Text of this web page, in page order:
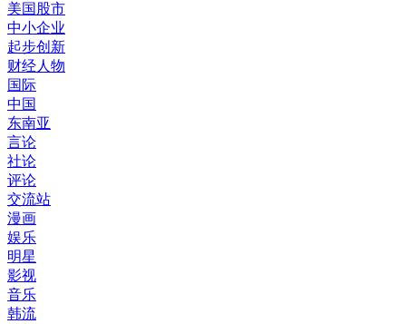
美国股市
中小企业
起步创新
财经人物
国际
中国
东南亚
言论
社论
评论
交流站
漫画
娱乐
明星
影视
音乐
韩流